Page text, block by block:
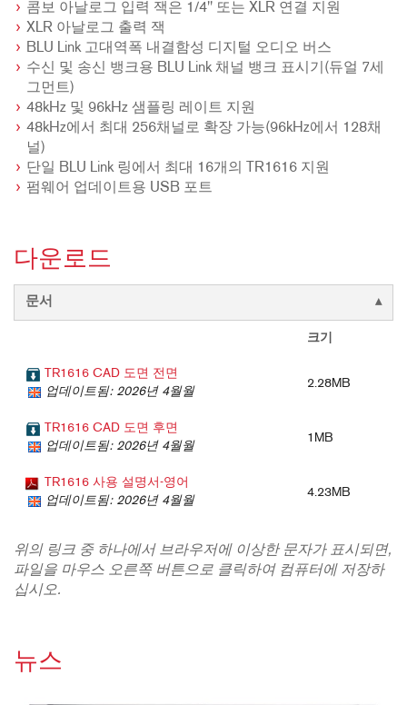
콤보 아날로그 입력 잭은 1/4" 또는 XLR 연결 지원
XLR 아날로그 출력 잭
BLU Link 고대역폭 내결함성 디지털 오디오 버스
수신 및 송신 뱅크용 BLU Link 채널 뱅크 표시기(듀얼 7세
그먼트)
48kHz 및 96kHz 샘플링 레이트 지원
48kHz에서 최대 256채널로 확장 가능(96kHz에서 128채
널)
단일 BLU Link 링에서 최대 16개의 TR1616 지원
펌웨어 업데이트용 USB 포트
다운로드
문서
크기
TR1616 CAD 도면 전면
업데이트됨: 2026년 4월월
2.28MB
TR1616 CAD 도면 후면
업데이트됨: 2026년 4월월
1MB
TR1616 사용 설명서-영어
업데이트됨: 2026년 4월월
4.23MB
위의 링크 중 하나에서 브라우저에 이상한 문자가 표시되면,
파일을 마우스 오른쪽 버튼으로 클릭하여 컴퓨터에 저장하
십시오.
뉴스